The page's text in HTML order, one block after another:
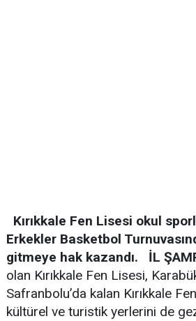
Kırıkkale Fen Lisesi okul
Erkekler Basketbol
gitmeye hak kazandı.
İL
olan Kırıkkale Fen Lisesi,
Safranbolu’da kalan Kırıkkale
kültürel ve turistik yerlerini de